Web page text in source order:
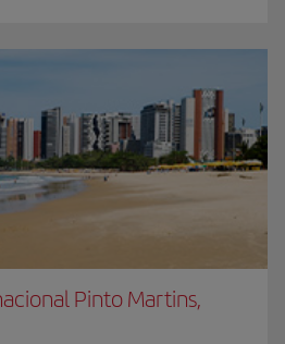
Pinto Martins,